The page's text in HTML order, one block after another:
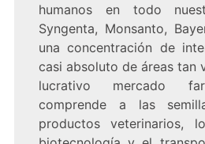
humanos en todo
Syngenta, Monsanto,
una concentración de
casi absoluto de áreas tan
lucrativo mercado
comprende a las
productos veterinarios,